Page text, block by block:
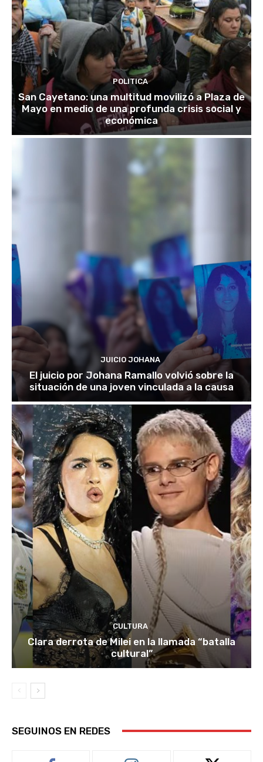
POLITICA
San Cayetano: una multitud movilizó a Plaza de
Mayo en medio de una profunda crisis social y
económica
JUICIO JOHANA
El juicio por Johana Ramallo volvió sobre la
situación de una joven vinculada a la causa
CULTURA
Clara derrota de Milei en la llamada “batalla
cultural”
SEGUINOS EN REDES